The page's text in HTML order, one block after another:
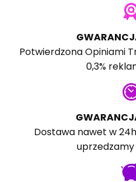
PotwierdzonaOpiniami
0,3%
Dostawa nawet w